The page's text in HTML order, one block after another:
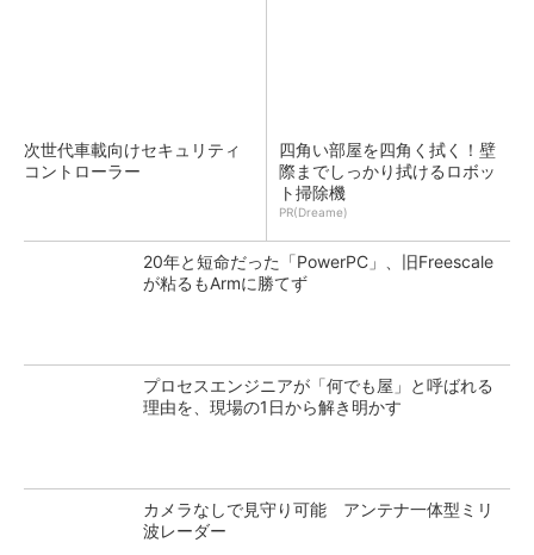
次世代車載向けセキュリティ
コントローラー
四角い部屋を四角く拭く！壁
際までしっかり拭けるロボッ
ト掃除機
PR(Dreame)
20年と短命だった「PowerPC」、旧Freescale
が粘るもArmに勝てず
プロセスエンジニアが「何でも屋」と呼ばれる
理由を、現場の1日から解き明かす
カメラなしで見守り可能 アンテナ一体型ミリ
波レーダー